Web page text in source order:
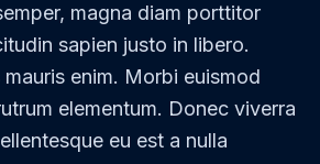
magna diam porttitor
sapien justo in libero.
enim. Morbi euismod
elementum. Donec viverra
eu est a nulla